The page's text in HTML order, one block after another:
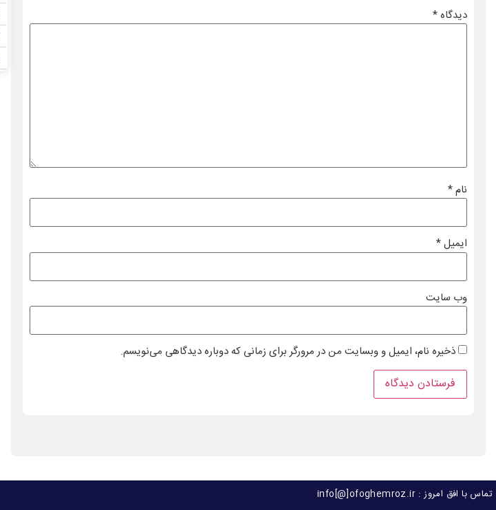
دیدگاه*
نام*
ایمیل*
وب‌ سایت
ذخیره نام، ایمیل و وبسایت من در مرورگر برای زمانی که دوباره دیدگاهی می‌نویسم.
تماس با افق امروز : info[@]ofoghemroz.ir